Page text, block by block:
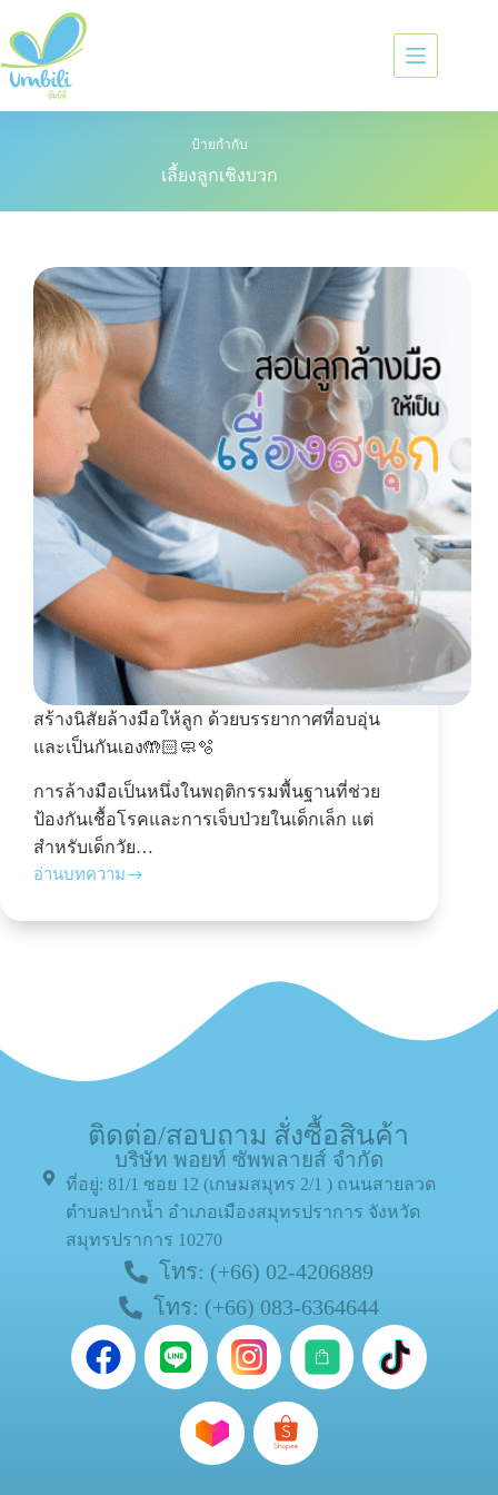
ป้ายกำกับ
เลี้ยงลูกเชิงบวก
สร้างนิสัยล้างมือให้ลูก ด้วยบรรยากาศที่อบอุ่น
และเป็นกันเอง🤲🏻🧼🫧
การล้างมือเป็นหนึ่งในพฤติกรรมพื้นฐานที่ช่วย
ป้องกันเชื้อโรคและการเจ็บป่วยในเด็กเล็ก แต่
สำหรับเด็กวัย…
อ่านบทความ
ติดต่อ/สอบถาม สั่งซื้อสินค้า
บริษัท พอยท์ ซัพพลายส์ จำกัด
ที่อยู่: 81/1 ซอย 12 (เกษมสมุทร 2/1 ) ถนนสายลวด
ตำบลปากน้ำ อำเภอเมืองสมุทรปราการ จังหวัด
สมุทรปราการ 10270
โทร: (+66) 02-4206889
โทร: (+66) 083-6364644